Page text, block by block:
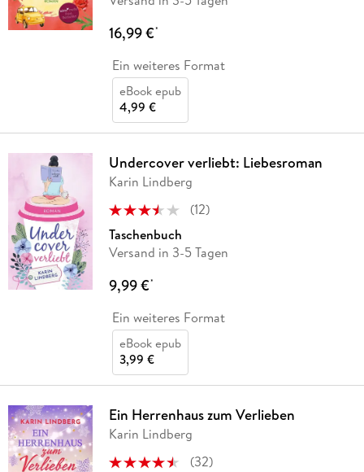
16,99 €*
Ein weiteres Format
eBook epub
4,99 €
Undercover verliebt: Liebesroman
Karin Lindberg
(12)
Taschenbuch
Versand in 3-5 Tagen
9,99 €*
Ein weiteres Format
eBook epub
3,99 €
Ein Herrenhaus zum Verlieben
Karin Lindberg
(32)